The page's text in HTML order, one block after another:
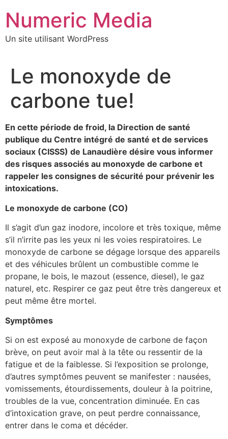
contenu
Numeric Media
Un site utilisant WordPress
Le monoxyde de
carbone tue!
En cette période de froid, la Direction de santé
publique du Centre intégré de santé et de services
sociaux (CISSS) de Lanaudière désire vous informer
des risques associés au monoxyde de carbone et
rappeler les consignes de sécurité pour prévenir les
intoxications.
Le monoxyde de carbone (CO)
Il s’agit d’un gaz inodore, incolore et très toxique, même
s’il n’irrite pas les yeux ni les voies respiratoires. Le
monoxyde de carbone se dégage lorsque des appareils
et des véhicules brûlent un combustible comme le
propane, le bois, le mazout (essence, diesel), le gaz
naturel, etc. Respirer ce gaz peut être très dangereux et
peut même être mortel.
Symptômes
Si on est exposé au monoxyde de carbone de façon
brève, on peut avoir mal à la tête ou ressentir de la
fatigue et de la faiblesse. Si l’exposition se prolonge,
d’autres symptômes peuvent se manifester : nausées,
vomissements, étourdissements, douleur à la poitrine,
troubles de la vue, concentration diminuée. En cas
d’intoxication grave, on peut perdre connaissance,
entrer dans le coma et décéder.